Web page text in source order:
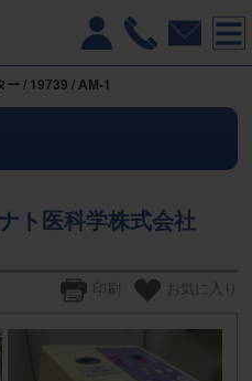
/ 19739 / AM-1
ト医科学株式会社
お気に入り
印刷